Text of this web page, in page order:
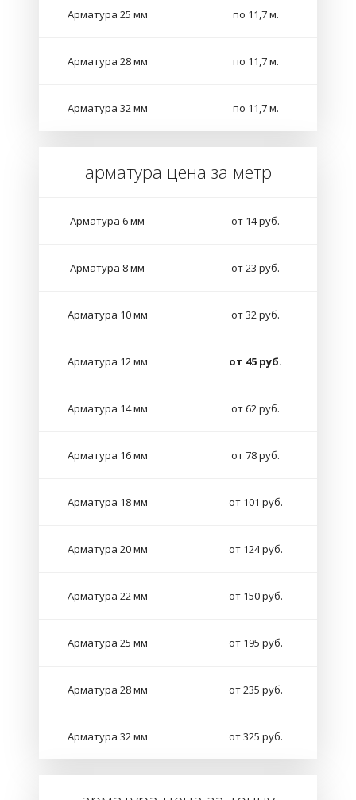
Арматура 25 мм по 11,7 м.
Арматура 28 мм по 11,7 м.
Арматура 32 мм по 11,7 м.
арматура цена за метр
Арматура 6 мм от 14 руб.
Арматура 8 мм от 23 руб.
Арматура 10 мм от 32 руб.
Арматура 12 мм от 45 руб.
Арматура 14 мм от 62 руб.
Арматура 16 мм от 78 руб.
Арматура 18 мм от 101 руб.
Арматура 20 мм от 124 руб.
Арматура 22 мм от 150 руб.
Арматура 25 мм от 195 руб.
Арматура 28 мм от 235 руб.
Арматура 32 мм от 325 руб.